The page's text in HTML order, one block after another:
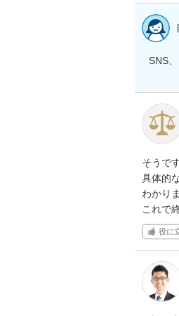
SNS
そうです
具体的
わかり
これで
役に